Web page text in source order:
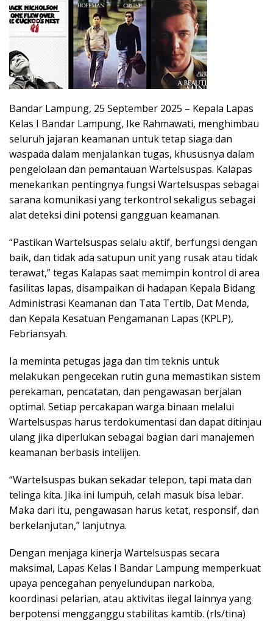
Bandar Lampung, 25 September 2025 – Kepala Lapas
Kelas I Bandar Lampung, Ike Rahmawati, menghimbau
seluruh jajaran keamanan untuk tetap siaga dan
waspada dalam menjalankan tugas, khususnya dalam
pengelolaan dan pemantauan Wartelsuspas. Kalapas
menekankan pentingnya fungsi Wartelsuspas sebagai
sarana komunikasi yang terkontrol sekaligus sebagai
alat deteksi dini potensi gangguan keamanan.
“Pastikan Wartelsuspas selalu aktif, berfungsi dengan
baik, dan tidak ada satupun unit yang rusak atau tidak
terawat,” tegas Kalapas saat memimpin kontrol di area
fasilitas lapas, disampaikan di hadapan Kepala Bidang
Administrasi Keamanan dan Tata Tertib, Dat Menda,
dan Kepala Kesatuan Pengamanan Lapas (KPLP),
Febriansyah.
Ia meminta petugas jaga dan tim teknis untuk
melakukan pengecekan rutin guna memastikan sistem
perekaman, pencatatan, dan pengawasan berjalan
optimal. Setiap percakapan warga binaan melalui
Wartelsuspas harus terdokumentasi dan dapat ditinjau
ulang jika diperlukan sebagai bagian dari manajemen
keamanan berbasis intelijen.
“Wartelsuspas bukan sekadar telepon, tapi mata dan
telinga kita. Jika ini lumpuh, celah masuk bisa lebar.
Maka dari itu, pengawasan harus ketat, responsif, dan
berkelanjutan,” lanjutnya.
Dengan menjaga kinerja Wartelsuspas secara
maksimal, Lapas Kelas I Bandar Lampung memperkuat
upaya pencegahan penyelundupan narkoba,
koordinasi pelarian, atau aktivitas ilegal lainnya yang
berpotensi mengganggu stabilitas kamtib. (rls/tina)